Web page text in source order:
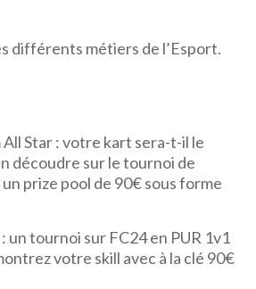
différents métiers de l’Esport.
Star : votre kart sera-t-il le
découdre sur le tournoi de
prize pool de 90€ sous forme
un tournoi sur FC24 en PUR 1v1
votre skill avec à la clé 90€